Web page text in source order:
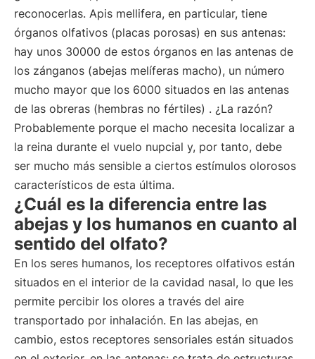
reconocerlas. Apis mellifera, en particular, tiene
órganos olfativos (placas porosas) en sus antenas:
hay unos 30000 de estos órganos en las antenas de
los zánganos (abejas melíferas macho), un número
mucho mayor que los 6000 situados en las antenas
de las obreras (hembras no fértiles) . ¿La razón?
Probablemente porque el macho necesita localizar a
la reina durante el vuelo nupcial y, por tanto, debe
ser mucho más sensible a ciertos estímulos olorosos
característicos de esta última.
¿Cuál es la diferencia entre las
abejas y los humanos en cuanto al
sentido del olfato?
En los seres humanos, los receptores olfativos están
situados en el interior de la cavidad nasal, lo que les
permite percibir los olores a través del aire
transportado por inhalación. En las abejas, en
cambio, estos receptores sensoriales están situados